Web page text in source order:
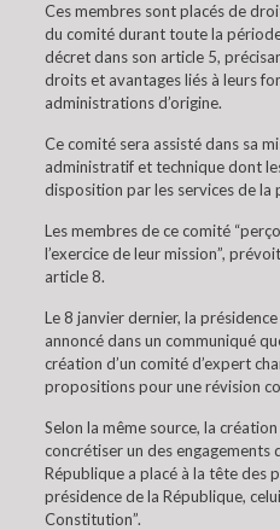
Ces membres sont placés de
du comité durant toute la
décret dans son article 5,
droits et avantages liés à leurs
administrations d’origine.
Ce comité sera assisté dans sa
administratif et technique dont
disposition par les services de la
Les membres de ce comité
l’exercice de leur mission”,
article 8.
Le 8 janvier dernier, la
annoncé dans un communiqué
création d’un comité d’expert
propositions pour une révision
Selon la même source, la
concrétiser un des engagements
République a placé à la tête des
présidence de la République,
Constitution”.